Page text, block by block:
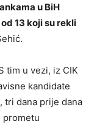
u BiH
13 koji su rekli
tim u vezi, iz CIK
kandidate
tri dana prije dana
prometu